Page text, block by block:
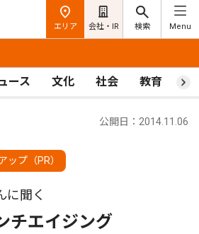
エリア 会社・IR 検索 Menu
ース 文化 社会 教育 ス
ップ（PR）
公開日：2014.11.06
に聞く
チエイジング